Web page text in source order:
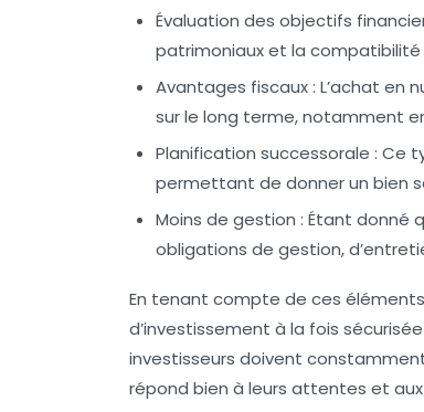
Évaluation des objectifs
patrimoniauxet la compatibilité
Avantages fiscaux: L’achat en
sur le long terme, notamment
Planification successorale : Ce
permettant de donner un bien
Moins de gestion : Étant donné
obligations de gestion,
En tenant compte de ces
d’investissement à la fois
investisseurs doivent
répond bien à leurs attentes et